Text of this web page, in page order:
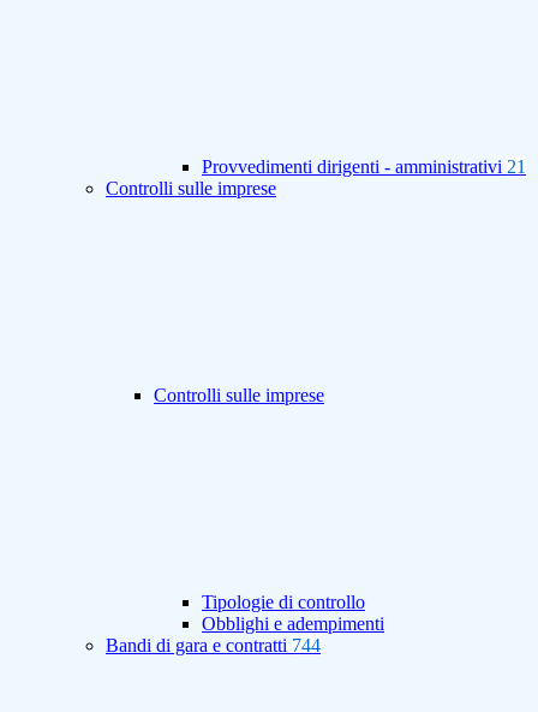
Provvedimenti dirigenti - amministrativi 21
Controlli sulle imprese
Controlli sulle imprese
Tipologie di controllo
Obblighi e adempimenti
Bandi di gara e contratti 744